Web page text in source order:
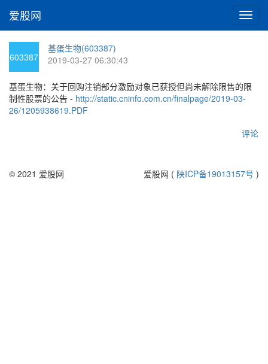
切
换
爱股网
603387
基蛋生物(603387)
2019-03-27 06:30:43
基蛋生物：关于回购注销部分激励对象已获授但尚未解除限售的限
制性股票的公告 - http://static.cninfo.com.cn/finalpage/2019-03-
26/1205938619.PDF
评论
© 2021 爱股网 爱股网 ( 陕ICP备19013157号 )